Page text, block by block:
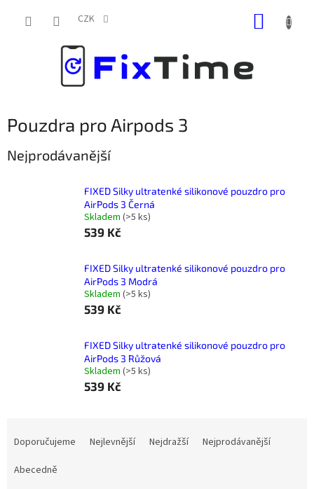
CZK
Pouzdra pro Airpods 3
Nejprodávanější
FIXED Silky ultratenké silikonové pouzdro pro
AirPods 3 Černá
Skladem (>5 ks)
539 Kč
FIXED Silky ultratenké silikonové pouzdro pro
AirPods 3 Modrá
Skladem (>5 ks)
539 Kč
FIXED Silky ultratenké silikonové pouzdro pro
AirPods 3 Růžová
Skladem (>5 ks)
539 Kč
Doporučujeme Nejlevnější Nejdražší
Nejprodávanější
Abecedně